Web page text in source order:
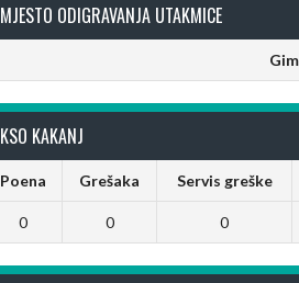
MJESTO ODIGRAVANJA UTAKMICE
KSO KAKANJ
Poena Grešaka Servis greške
0 0 0